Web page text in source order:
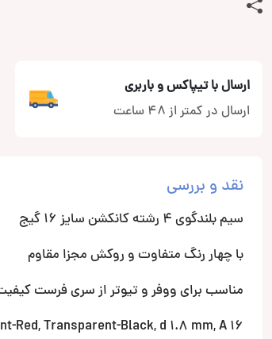
ارسال با تیپاکس و باربری
ارسال در کمتر از 48 ساعت
نقد و بررسی
سیم بلندگوی 4 رشته کانکشن سایز 16 گیج
با چهار رنگ متفاوت و روکش مجزا مقاوم
مناسب برای ووفر و تیوتر از سری فرست
16 AWG (1,23 mm2), Transparent, Transparent-Blue, Transparent-Red, Transparent-Black, d 1.8 mm, A